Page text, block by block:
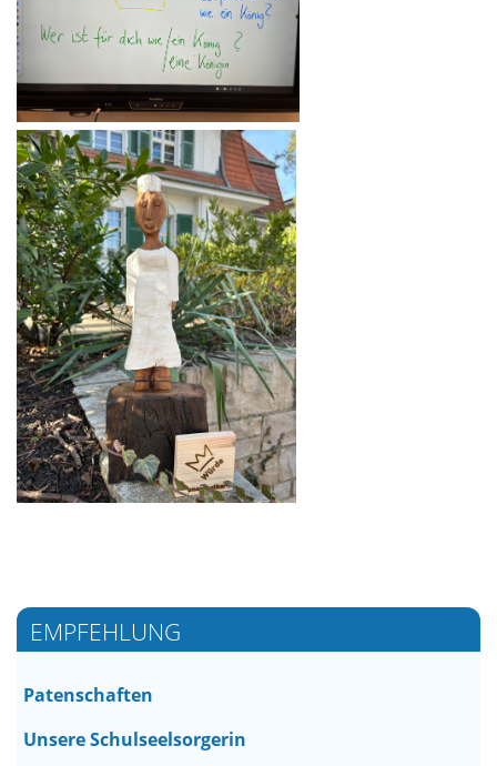
EMPFEHLUNG
Patenschaften
Unsere Schulseelsorgerin